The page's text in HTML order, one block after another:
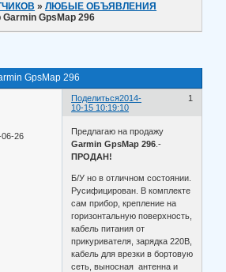
»ЛЮБЫЕ ОБЪЯВЛЕНИЯ
GpsMap 296
GpsMap 296
Поделиться 1
2014-
10-15 10:19:10
06-26
Предлагаю на продажу
Garmin GpsMap 296 .-
ПРОДАН!
Б/У но в отличном состоянии.
Русифицирован. В комплекте
сам прибор, крепление на
горизонтальную поверхность,
кабель питания от
прикуривателя, зарядка 220В,
кабель для врезки в бортовую
сеть, выносная антенна и